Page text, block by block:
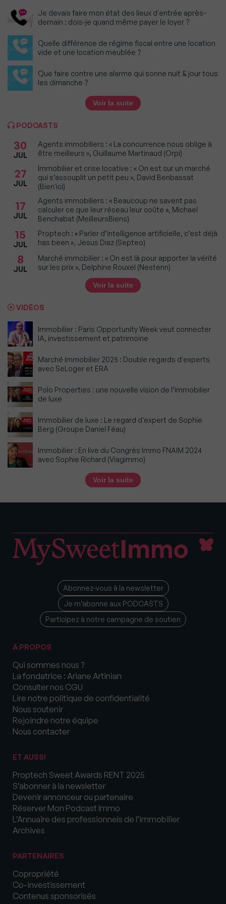
Je devais faire mon état des lieux d'entrée après-
demain : dois-je quand même payer le loyer ?
Quelle différence de régime fiscal entre une location
vide et une location meublée ?
Que faire contre une alarme qui sonne nuit & jour tous
les dimanche ?
Voir la suite
PODCASTS
30
JUL
Agents immobiliers : « La concurrence nous oblige à
être meilleurs », Guillaume Martinaud (Orpi)
27
JUL
Immobilier et crise locative : « On est sur un marché
qui s’assouplit un petit peu », David Benbassat
(Bien'ici)
17
JUL
Agents immobiliers : « Beaucoup ne savent pas
calculer ce que leur réseau leur coûte », Michael
Benchabat (MeilleursBiens)
15
JUL
Proptech : « Parler d’intelligence artificielle, c’est déjà
has been », Jesus Diaz (Septeo)
8
JUL
Marché immobilier : « On est là pour apporter la vérité
sur les prix », Delphine Rouxel (Nestenn)
Voir la suite
VIDÉOS
Immobilier : Paris Opportunity Week veut connecter
IA, investissement et patrimoine
Marché immobilier 2025 : Double regards d'experts
avec SeLoger et ERA
Polo Properties : une nouvelle vision de l’immobilier
de luxe
Immobilier de luxe : Le regard d'expert de Sophie
Berg (Groupe Daniel Féau)
Immobilier : En live du Congrès Immo FNAIM 2024
avec Sophie Richard (Viagimmo)
Voir la suite
Abonnez-vous à la newsletter
Je m’abonne aux PODCASTS
Participez à notre campagne de soutien
A PROPOS
Qui sommes nous ?
La fondatrice : Ariane Artinian
Consulter nos CGU
Lire notre politique de confidentialité
Nous soutenir
Rejoindre notre équipe
Nous contacter
ET AUSSI
Proptech Sweet Awards RENT 2025
S’abonner à la newsletter
Devenir annonceur ou partenaire
Réserver Mon Podcast Immo
L’Annuaire des professionnels de l’immobilier
Archives
PARTENAIRES
Copropriété
Co-investissement
Contenus sponsorisés